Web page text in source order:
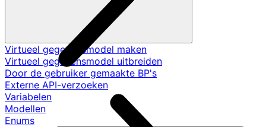
Virtueel gegevensmodel maken
Virtueel gegevensmodel uitbreiden
Door de gebruiker gemaakte BP's
Externe API-verzoeken
Variabelen
Modellen
Enums